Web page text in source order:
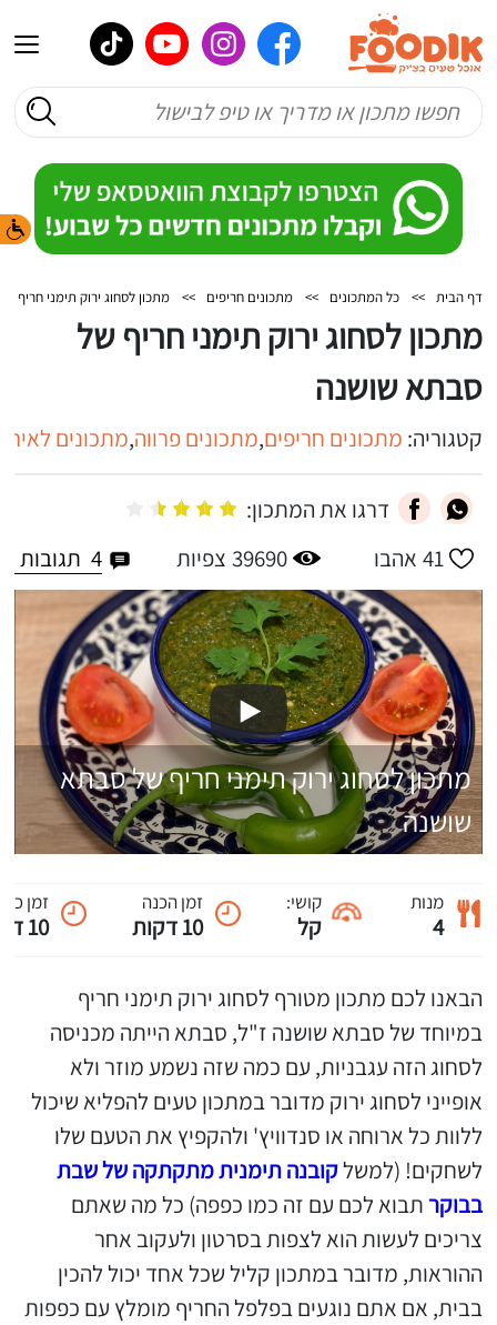
דף הבית >> כל המתכונים >> מתכונים חריפים >> מתכון לסחוג ירוק תימני חריף
מתכון לסחוג ירוק תימני חריף של
סבתא שושנה
קטגוריה: מתכונים חריפים,מתכונים פרווה,מתכונים
דרגו את המתכון:
41 אהבו 39690 צפיות 4 תגובות
מתכון לסחוג ירוק תימני חריף של סבתא
שושנה
מנות
4
קושי:
קל
זמן הכנה
10 דקות
זמן
10 דקות
הבאנו לכם מתכון מטורף לסחוג ירוק תימני חריף
במיוחד של סבתא שושנה ז"ל, סבתא הייתה מכניסה
לסחוג הזה עגבניות, עם כמה שזה נשמע מוזר ולא
אופייני לסחוג ירוק מדובר במתכון טעים להפליא שיכול
ללוות כל ארוחה או סנדוויץ' ולהקפיץ את הטעם שלו
לשחקים! (למשלקובנה תימנית מתקתקה של שבת
בבוקרתבוא לכם עם זה כמו כפפה) כל מה שאתם
צריכים לעשות הוא לצפות בסרטון ולעקוב אחר
ההוראות, מדובר במתכון קליל שכל אחד יכול להכין
בבית, אם אתם נוגעים בפלפל החריף מומלץ עם כפפות